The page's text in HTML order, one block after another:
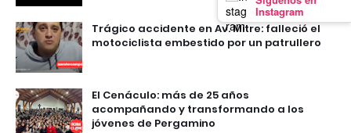
Instagram
Trágico accidente en Av. Mitre: falleció el
motociclista embestido por un patrullero
El Cenáculo: más de 25 años
acompañando y transformando a los
jóvenes de Pergamino